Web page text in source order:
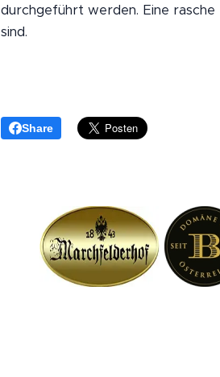
durchgeführt werden. Eine
sind.
Share